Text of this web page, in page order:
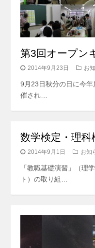
第3回オープン
2014年9月23日 お
9月23日秋分の日に今
催され…
数学検定・理
2014年9月1日 お知
「教職基礎演習」（理
ト）の取り組…